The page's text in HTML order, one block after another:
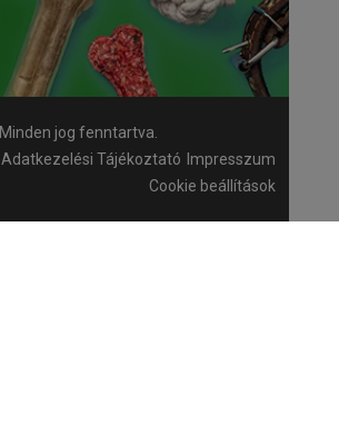
Minden jog fenntartva.
Adatkezelési Tájékoztató
Impresszum
Cookie beállítások